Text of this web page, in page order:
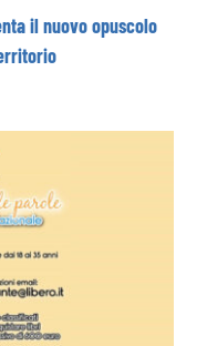
promuove
Nazionale
– COME